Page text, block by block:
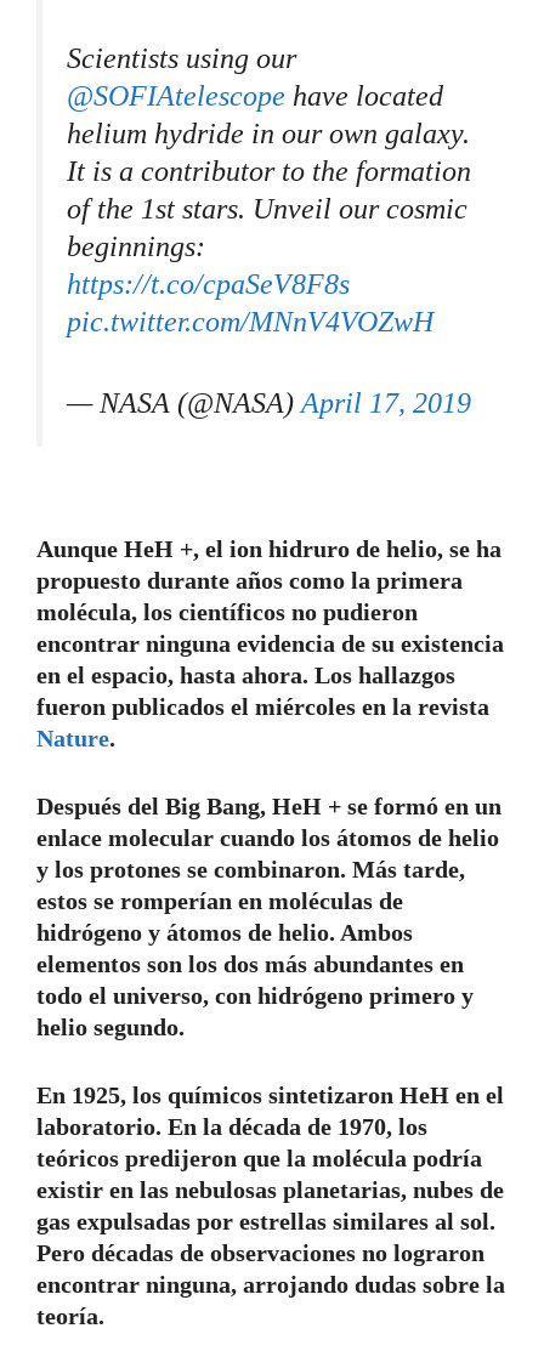
Scientists using our
@SOFIAtelescope have located
helium hydride in our own galaxy.
It is a contributor to the formation
of the 1st stars. Unveil our cosmic
beginnings:
https://t.co/cpaSeV8F8s
pic.twitter.com/MNnV4VOZwH
— NASA (@NASA) April 17, 2019
Aunque HeH +, el ion hidruro de helio, se ha
propuesto durante años como la primera
molécula, los científicos no pudieron
encontrar ninguna evidencia de su existencia
en el espacio, hasta ahora. Los hallazgos
fueron publicados el miércoles en la revista
Nature.
Después del Big Bang, HeH + se formó en un
enlace molecular cuando los átomos de helio
y los protones se combinaron. Más tarde,
estos se romperían en moléculas de
hidrógeno y átomos de helio. Ambos
elementos son los dos más abundantes en
todo el universo, con hidrógeno primero y
helio segundo.
En 1925, los químicos sintetizaron HeH en el
laboratorio. En la década de 1970, los
teóricos predijeron que la molécula podría
existir en las nebulosas planetarias, nubes de
gas expulsadas por estrellas similares al sol.
Pero décadas de observaciones no lograron
encontrar ninguna, arrojando dudas sobre la
teoría.